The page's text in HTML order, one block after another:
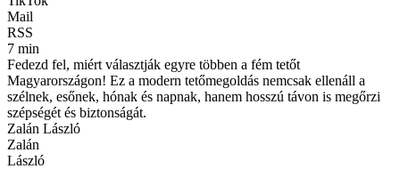
Mail
RSS
7 min
Fedezd fel, miért választják egyre többen a fém tetőt
Magyarországon! Ez a modern tetőmegoldás nemcsak ellenáll a
szélnek, esőnek, hónak és napnak, hanem hosszú távon is megőrzi
szépségét és biztonságát.
Zalán László
Zalán
László